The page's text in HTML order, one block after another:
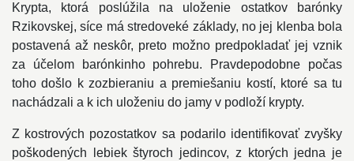
Krypta, ktorá poslúžila na uloženie ostatkov barónky
Rzikovskej, síce má stredoveké základy, no jej klenba bola
postavená až neskôr, preto možno predpokladať jej vznik
za účelom barónkinho pohrebu. Pravdepodobne počas
toho došlo k zozbieraniu a premiešaniu kostí, ktoré sa tu
nachádzali a k ich uloženiu do jamy v podloží krypty.
Z kostrových pozostatkov sa podarilo identifikovať zvyšky
poškodených lebiek štyroch jedincov, z ktorých jedna je